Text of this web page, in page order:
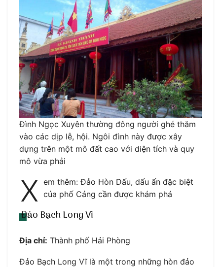
Đình Ngọc Xuyên thường đông người ghé thăm
vào các dịp lễ, hội. Ngôi đình này được xây
dựng trên một mô đất cao với diện tích và quy
mô vừa phải
X em thêm: Đảo Hòn Dấu, dấu ấn đặc biệt
của phố Cảng cần được khám phá
Đảo Bạch Long Vĩ
Địa chỉ: Thành phố Hải Phòng
Đảo Bạch Long Vĩ là một trong những hòn đảo